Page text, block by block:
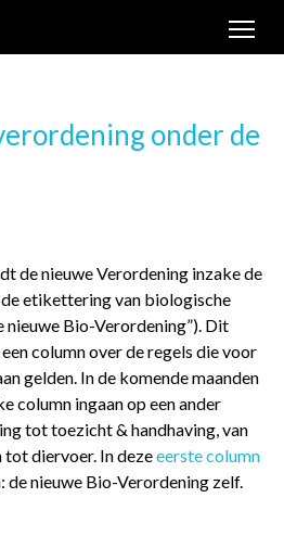
onder de
de nieuwe Verordening inzake de
etikettering van biologische
nieuwe Bio-Verordening”). Dit
column over de regels die voor
gelden. In de komende maanden
column ingaan op een ander
tot toezicht & handhaving, van
diervoer. In dezeeerste column
de nieuwe Bio-Verordening zelf.